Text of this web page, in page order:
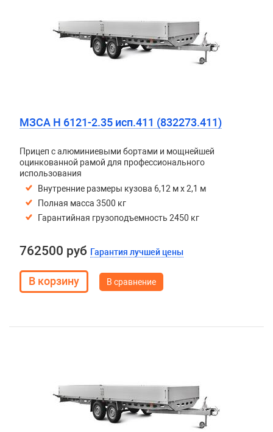
МЗСА H 6121-2.35 исп.411 (832273.411)
Прицеп с алюминиевыми бортами и мощнейшей
оцинкованной рамой для профессионального
использования
Внутренние размеры кузова 6,12 м х 2,1 м
Полная масса 3500 кг
Гарантийная грузоподъемность 2450 кг
762500 руб Гарантия лучшей цены
В сравнение